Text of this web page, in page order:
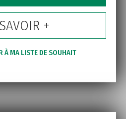
+
À MA LISTE DE SOUHAIT